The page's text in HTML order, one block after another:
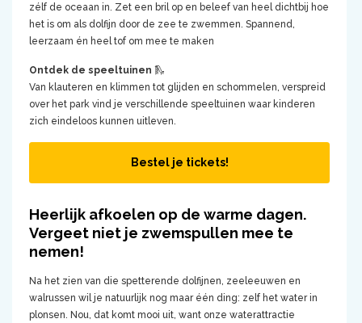
zélf de oceaan in. Zet een bril op en beleef van heel dichtbij hoe
het is om als dolfijn door de zee te zwemmen. Spannend,
leerzaam én heel tof om mee te maken
Ontdek de speeltuinen 🛝
Van klauteren en klimmen tot glijden en schommelen, verspreid
over het park vind je verschillende speeltuinen waar kinderen
zich eindeloos kunnen uitleven.
Bestel je tickets!
Heerlijk afkoelen op de warme dagen.
Vergeet niet je zwemspullen mee te
nemen!
Na het zien van die spetterende dolfijnen, zeeleeuwen en
walrussen wil je natuurlijk nog maar één ding: zelf het water in
plonsen. Nou, dat komt mooi uit, want onze waterattractie